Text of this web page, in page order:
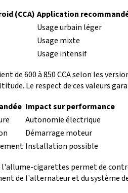
(CCA) Application
Usage urbain léger
Usage mixte
Usage intensif
de 600 à 850 CCA selon les
Le respect de ces valeurs
Impact sur performance
Autonomie électrique
Démarrage moteur
Installation possible
cigarettes permet de
de l'alternateur et du système